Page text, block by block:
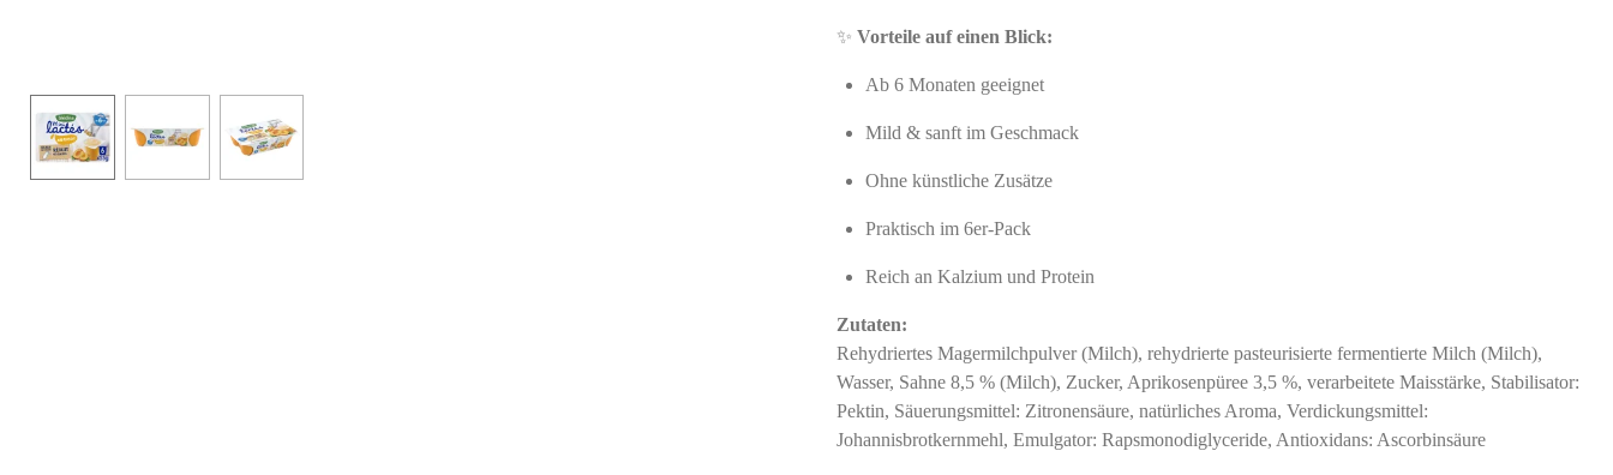
✨ Vorteile auf einen Blick:
Ab 6 Monaten geeignet
Mild & sanft im Geschmack
Ohne künstliche Zusätze
Praktisch im 6er-Pack
Reich an Kalzium und Protein
Zutaten:
Rehydriertes Magermilchpulver (Milch), rehydrierte pasteurisierte fermentierte Milch (Milch),
Wasser, Sahne 8,5 % (Milch), Zucker, Aprikosenpüree 3,5 %, verarbeitete Maisstärke, Stabilisator:
Pektin, Säuerungsmittel: Zitronensäure, natürliches Aroma, Verdickungsmittel:
Johannisbrotkernmehl, Emulgator: Rapsmonodiglyceride, Antioxidans: Ascorbinsäure